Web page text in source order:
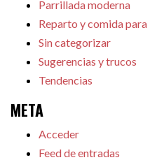
Parrillada moderna
Reparto y comida
Sin categorizar
Sugerencias y trucos
Tendencias
META
Acceder
Feed de entradas